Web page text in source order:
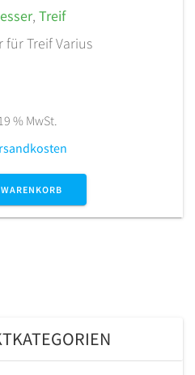
, Treif
für Treif Varius
% MwSt.